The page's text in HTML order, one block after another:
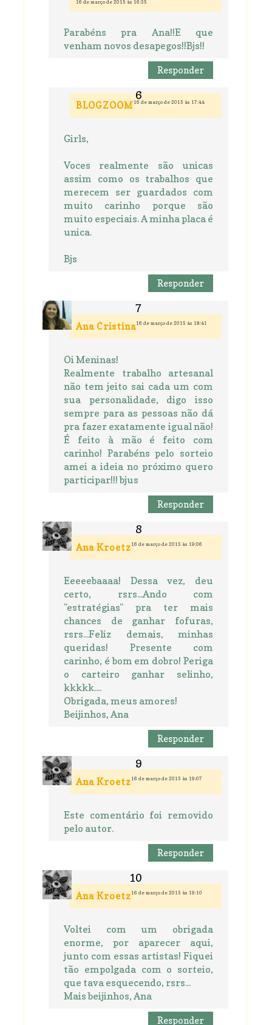
16 de março de 2015 às 16:35
Parabéns pra Ana!!E que
venham novos desapegos!!Bjs!!
Responder
BLOGZOOM 16 de março de 2015 às 17:44
Girls,
Voces realmente são unicas
assim como os trabalhos que
merecem ser guardados com
muito carinho porque são
muito especiais. A minha placa é
unica.
Bjs
Responder
Ana Cristina16 de março de 2015 às 18:41
Oi Meninas!
Realmente trabalho artesanal
não tem jeito sai cada um com
sua personalidade, digo isso
sempre para as pessoas não dá
pra fazer exatamente igual não!
É feito à mão é feito com
carinho! Parabéns pelo sorteio
amei a ideia no próximo quero
participar!!! bjus
Responder
Ana Kroetz 16 de março de 2015 às 19:06
Eeeeebaaaa! Dessa vez, deu
certo, rsrs...Ando com
"estratégias" pra ter mais
chances de ganhar fofuras,
rsrs...Feliz demais, minhas
queridas! Presente com
carinho, é bom em dobro! Periga
o carteiro ganhar selinho,
kkkkk....
Obrigada, meus amores!
Beijinhos, Ana
Responder
Ana Kroetz 16 de março de 2015 às 19:07
Este comentário foi removido
pelo autor.
Responder
Ana Kroetz 16 de março de 2015 às 19:10
Voltei com um obrigada
enorme, por aparecer aqui,
junto com essas artistas! Fiquei
tão empolgada com o sorteio,
que tava esquecendo, rsrs...
Mais beijinhos, Ana
Responder